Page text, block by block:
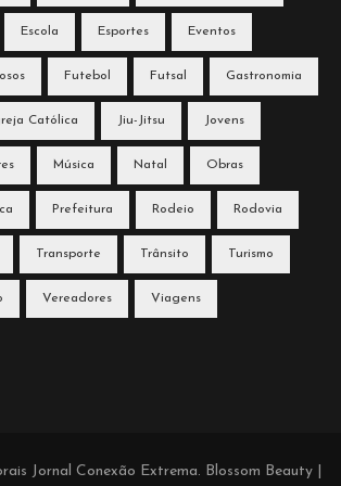
Escola Esportes Eventos
Futebol Futsal Gastronomia
Católica Jiu-Jitsu Jovens
Música Natal Obras
Prefeitura Rodeio Rodovia
Transporte Trânsito Turismo
Vereadores Viagens
Jornal Conexão Extrema. Blossom Beauty |